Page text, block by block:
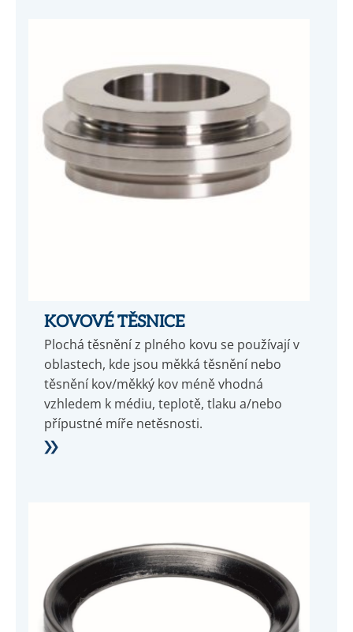
KOVOVÉ TĚSNICE
Plochá těsnění z plného kovu se používají v
oblastech, kde jsou měkká těsnění nebo
těsnění kov/měkký kov méně vhodná
vzhledem k médiu, teplotě, tlaku a/nebo
přípustné míře netěsnosti.